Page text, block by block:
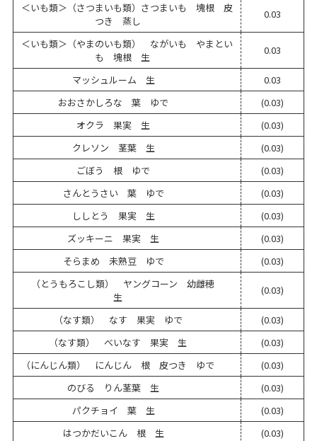
＜いも類＞（さつまいも類）さつまいも 塊根 皮
つき 蒸し
0.03
＜いも類＞（やまのいも類） ながいも やまとい
も 塊根 生
0.03
マッシュルーム 生
0.03
おおさかしろな 葉 ゆで
(0.03)
オクラ 果実 生
(0.03)
クレソン 茎葉 生
(0.03)
ごぼう 根 ゆで
(0.03)
さんとうさい 葉 ゆで
(0.03)
ししとう 果実 生
(0.03)
ズッキーニ 果実 生
(0.03)
そらまめ 未熟豆 ゆで
(0.03)
（とうもろこし類） ヤングコーン 幼雌穂
生
(0.03)
（なす類） なす 果実 ゆで
(0.03)
（なす類） べいなす 果実 生
(0.03)
（にんじん類） にんじん 根 皮つき ゆで
(0.03)
のびる りん茎葉 生
(0.03)
パクチョイ 葉 生
(0.03)
はつかだいこん 根 生
(0.03)